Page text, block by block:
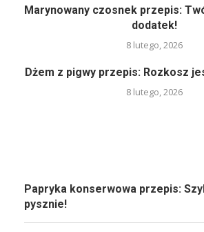
Marynowany czosnek przepis:
dodatek!
8 lutego, 2026
Dżem z pigwy przepis: Rozkosz
8 lutego, 2026
Papryka konserwowa przepis:
pysznie!